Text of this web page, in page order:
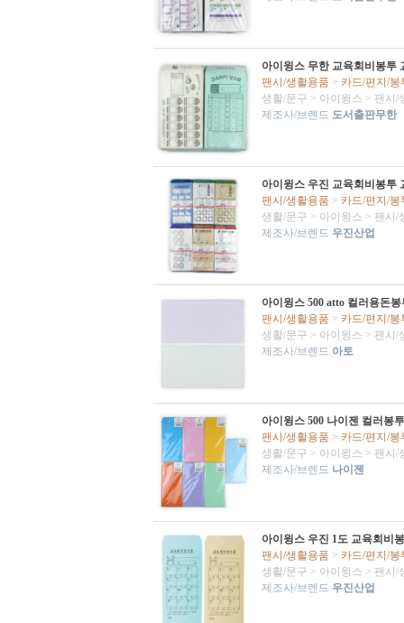
아이윙스 무한 교육회비봉투
팬시/생활용품 > 카드/편지/봉
생활/문구 > 아이윙스 > 팬시/
제조사/브렌드 도서출판무한
아이윙스 우진 교육회비봉투
팬시/생활용품 > 카드/편지/봉
생활/문구 > 아이윙스 > 팬시/
제조사/브렌드 우진산업
아이윙스 500 atto 컬러용돈
팬시/생활용품 > 카드/편지/봉
생활/문구 > 아이윙스 > 팬시/
제조사/브렌드 아토
아이윙스 500 나이젠 컬러봉
팬시/생활용품 > 카드/편지/봉
생활/문구 > 아이윙스 > 팬시/
제조사/브렌드 나이젠
아이윙스 우진 1도 교육회비
팬시/생활용품 > 카드/편지/봉
생활/문구 > 아이윙스 > 팬시/
제조사/브렌드 우진산업